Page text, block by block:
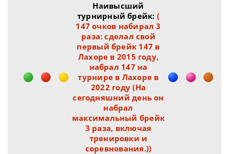
Наивысший
турнирный брейк: (
147 очков набирал 3
раза: сделал свой
первый брейк 147 в
Лахоре в 2015 году,
набрал 147 на
турнире в Лахоре в
2022 году (На
сегодняшний день он
набрал
максимальный брейк
3 раза, включая
тренировки и
соревнования.))